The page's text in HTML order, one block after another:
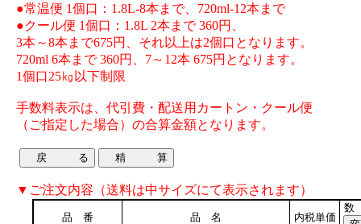
●常温便 1個口：1.8L-8本まで、720ml-12本まで
●クール便 1個口：1.8L 2本まで 360円、
3本～8本まで675円、それ以上は2個口となります。
720ml 6本まで 360円、7～12本 675円となります。
1個口25㎏以下制限
手数料表示は、代引費・配送用カートン・クール便
（ご指定した場合）の合算金額となります。
▼ご注文内容（送料は中サイズにて表示されます）
品 番 品 名 内税単価
数